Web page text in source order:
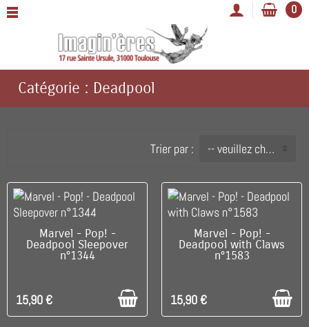
0
Catégorie : Deadpool
Trier par : -- veuillez choisir --
C'EST LE DERNIER !
Marvel - Pop! -
Deadpool Sleepover
n°1344
15,90 €
DISPONIBLE
Marvel - Pop! -
Deadpool with Claws
n°1583
15,90 €